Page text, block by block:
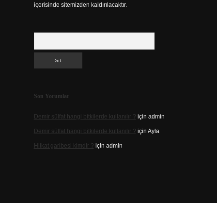
içerisinde sitemizden kaldırılacaktır.
Son Yorumlar
Demir sülfat hangi bitkilerde kullanılır ? için admin
Demir sülfat hangi bitkilerde kullanılır ? için Ayla
Hilkat garibesi kimdir ? için admin